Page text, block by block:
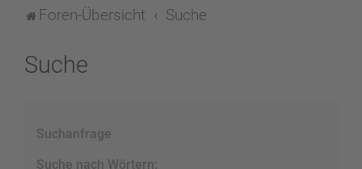
Foren-Übersicht Suche
Suche
Suchanfrage
Suche nach Wörtern: